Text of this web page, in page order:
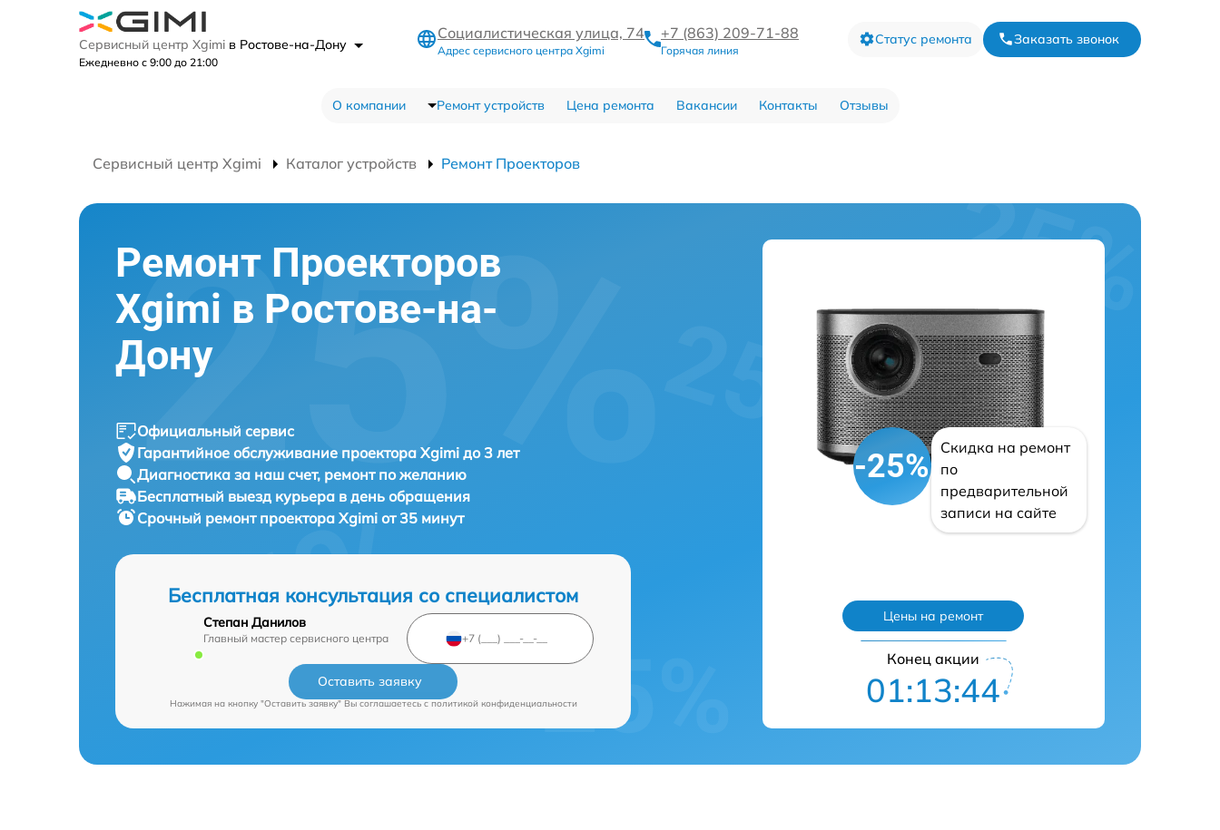
Сервисный центр Xgimi в Ростове-на-Дону
Ежедневно с 9:00 до 21:00
Социалистическая улица, 74
Адрес сервисного центра Xgimi
+7 (863) 209-71-88
Горячая линия
Статус ремонта Заказать звонок
О компании Ремонт устройств Цена ремонта Вакансии Контакты Отзывы
Сервисный центр Xgimi Каталог устройств Ремонт Проекторов
Ремонт Проекторов
Xgimi в Ростове-на-
Дону
Официальный сервис
Гарантийное обслуживание проектора Xgimi до 3 лет
Диагностика за наш счет, ремонт по желанию
Бесплатный выезд курьера в день обращения
Срочный ремонт проектора Xgimi от 35 минут
Бесплатная консультация со специалистом
Степан Данилов
Главный мастер сервисного центра
Оставить заявку
Нажимая на кнопку "Оставить заявку" Вы соглашаетесь cполитикой конфиденциальности
-25%
Скидка на ремонт
по
предварительной
записи на сайте
Цены на ремонт
Конец акции
01:13:43